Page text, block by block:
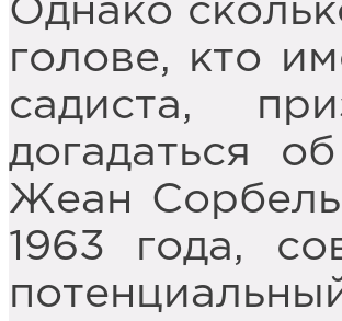
Однако
голове, кто
садиста,
догадаться
Жеан
1963 года,